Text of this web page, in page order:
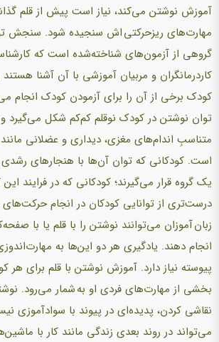
آموزش نوشتن می‌کند، نیاز است پیش از قلم
مهارت‌های ریزحرکتی اش سنجیده شود. سنجش
گروهی از آزمون‌های شناخته‌شده است که
کاردرمانگران و مربیان آموزشی با آن آشنا
کودک برخی از آن را برای آزمودن کودک انجام
توان نوشتن در کودک نوقلم کم‌کم شکل می‌گیرد
متناسبِ اندام‌های مغزی، دیداری و عضلانی
است. کودکانی که توان آن‌ها با هنجارهای
یک گروه قرار می‌گیرند؛ کودکانی که در فرایند این
درست‌تری از توانایی کودکان در انجام حرکت‌های
زبان آموزان می‌توانند نوشتن را با قلم یا با
انجام دهند. یادگیری هر دو این‌ها به
پیوسته نیاز دارد. آموزش نوشتن با قلم برای
بخشی از مهارت‌های فردی او به شمار می‌رود.
نقاشی کردن، پدیده‌ای در پیوند با سوادآموزی
می‌تواند در روند بعدی زندگی مانند کار با